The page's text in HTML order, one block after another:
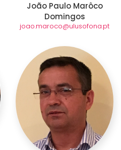
João Paulo Marôco
Domingos
joao.maroco@ulusofona.pt